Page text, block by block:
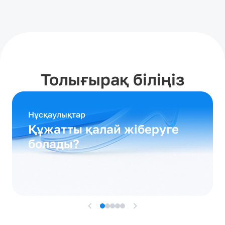
Толығырақ біліңіз
Нұсқаулықтар
Құжатты қалай жіберуге
болады?